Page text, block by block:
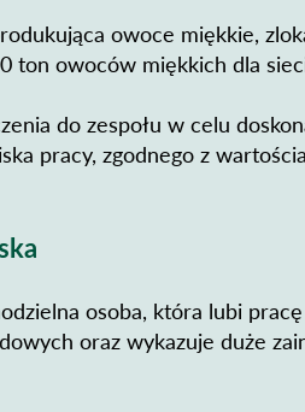
owoce miękkie,
ton owoców miękkich dla
do zespołu w celu
pracy, zgodnego z
osoba, która lubi
oraz wykazuje duże